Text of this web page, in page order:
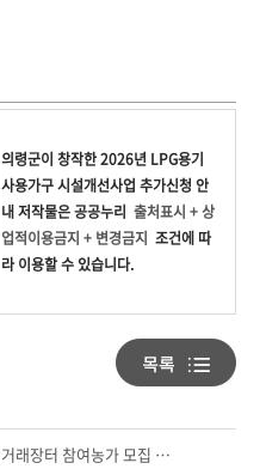
의령군이 창작한2026년 LPG용기
사용가구 시설개선사업 추가신청 안
내저작물은 공공누리 출처표시 + 상
업적이용금지 + 변경금지 조건에 따
라 이용할 수 있습니다.
2026년 농특산물 직거래장터 참여농가 모집 안내